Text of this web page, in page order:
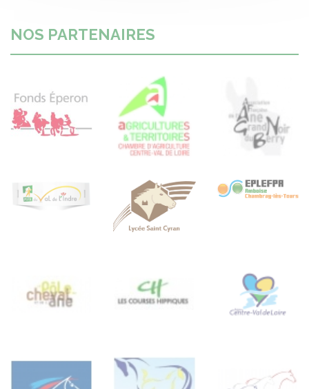
NOS PARTENAIRES